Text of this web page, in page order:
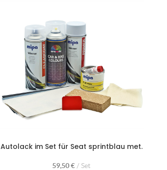
Autolack im Set für Seat sprintblau met.
59,50€ Set